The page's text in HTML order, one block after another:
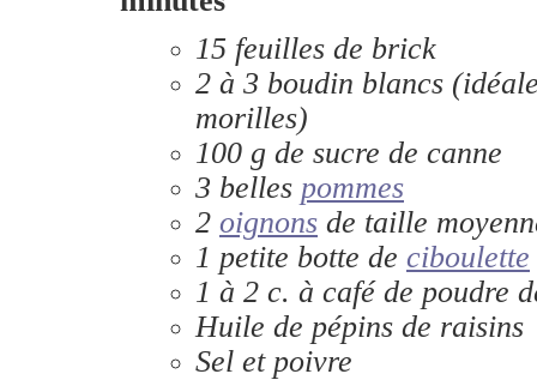
15 feuilles de brick
2 à 3 boudin blancs
morilles)
100 g de sucre de canne
3 belles pommes
2 oignons de taille
1 petite botte de ciboulette
1 à 2 c. à café de poudre
Huile de pépins de raisins
Sel et poivre